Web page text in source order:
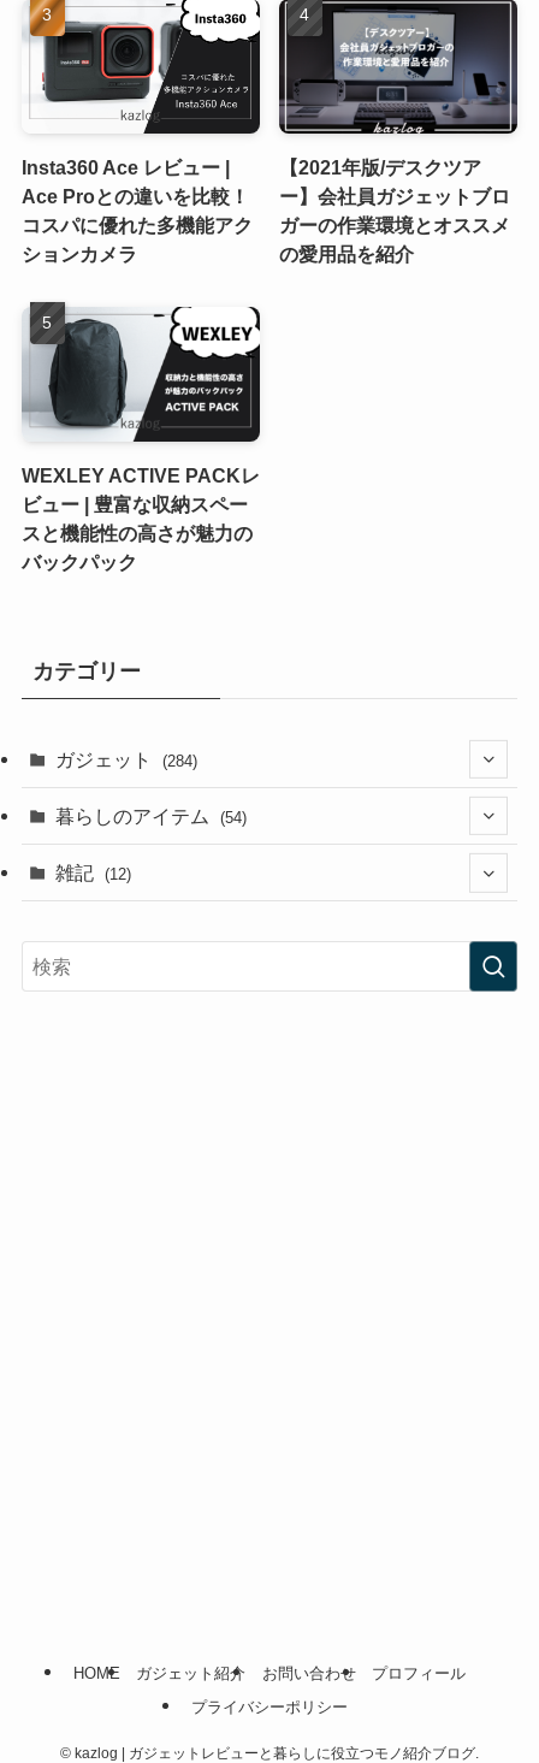
Insta360 Ace レビュー |
Ace Proとの違いを比較！
コスパに優れた多機能アク
ションカメラ
【2021年版/デスクツア
ー】会社員ガジェットブロ
ガーの作業環境とオススメ
の愛用品を紹介
WEXLEY ACTIVE PACKレ
ビュー | 豊富な収納スペー
スと機能性の高さが魅力の
バックパック
カテゴリー
ガジェット (284)
(3)
暮らしのアイテム (54)
(9)
雑記 (12)
HOME ガジェット紹介 お問い合わせ
プロフィール
プライバシーポリシー
© kazlog | ガジェットレビューと暮らしに役立つモノ紹介ブログ.